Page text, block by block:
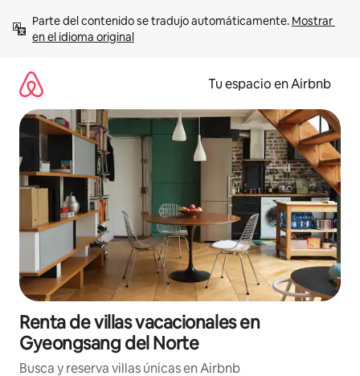
contenido
Parte del contenido se tradujo automáticamente. Mostrar
en el idioma original
Tu espacio en Airbnb
Renta de villas vacacionales en
Gyeongsang del Norte
Busca y reserva villas únicas en Airbnb